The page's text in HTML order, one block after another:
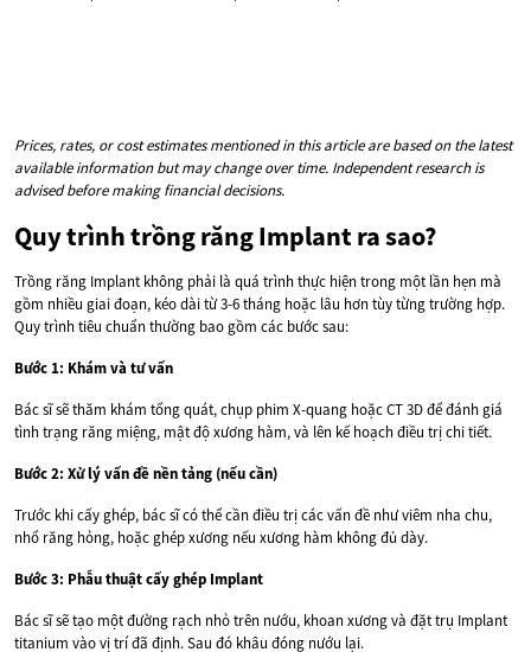
Prices, rates, or cost estimates mentioned in this article are based on the latest
available information but may change over time. Independent research is
advised before making financial decisions.
Quy trình trồng răng Implant ra sao?
Trồng răng Implant không phải là quá trình thực hiện trong một lần hẹn mà
gồm nhiều giai đoạn, kéo dài từ 3-6 tháng hoặc lâu hơn tùy từng trường hợp.
Quy trình tiêu chuẩn thường bao gồm các bước sau:
Bước 1: Khám và tư vấn
Bác sĩ sẽ thăm khám tổng quát, chụp phim X-quang hoặc CT 3D để đánh giá
tình trạng răng miệng, mật độ xương hàm, và lên kế hoạch điều trị chi tiết.
Bước 2: Xử lý vấn đề nền tảng (nếu cần)
Trước khi cấy ghép, bác sĩ có thể cần điều trị các vấn đề như viêm nha chu,
nhổ răng hỏng, hoặc ghép xương nếu xương hàm không đủ dày.
Bước 3: Phẫu thuật cấy ghép Implant
Bác sĩ sẽ tạo một đường rạch nhỏ trên nướu, khoan xương và đặt trụ Implant
titanium vào vị trí đã định. Sau đó khâu đóng nướu lại.